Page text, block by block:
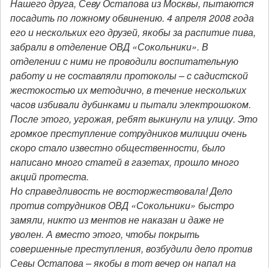
Нашего друга, Севу Остапова из Москвы, пытаются
посадить по ложному обвинению. 4 апреля 2008 года
его и нескольких его друзей, якобы за распитие пива,
забрали в отделение ОВД «Сокольники». В
отделении с ними не проводили воспитательную
работу и не составляли протоколы – с садистской
жестокостью их методично, в течение нескольких
часов избивали дубинками и пытали электрошоком.
После этого, угрожая, ребят выкинули на улицу. Это
громкое преступление сотрудников милиции очень
скоро стало известно общественности, было
написано много статей в газетах, прошло много
акций протеста.
Но справедливость не восторжествовала! Дело
против сотрудников ОВД «Сокольники» быстро
замяли, никто из ментов не наказан и даже не
уволен. А вместо этого, чтобы покрыть
совершенные преступления, возбудили дело против
Севы Остапова – якобы в тот вечер он напал на